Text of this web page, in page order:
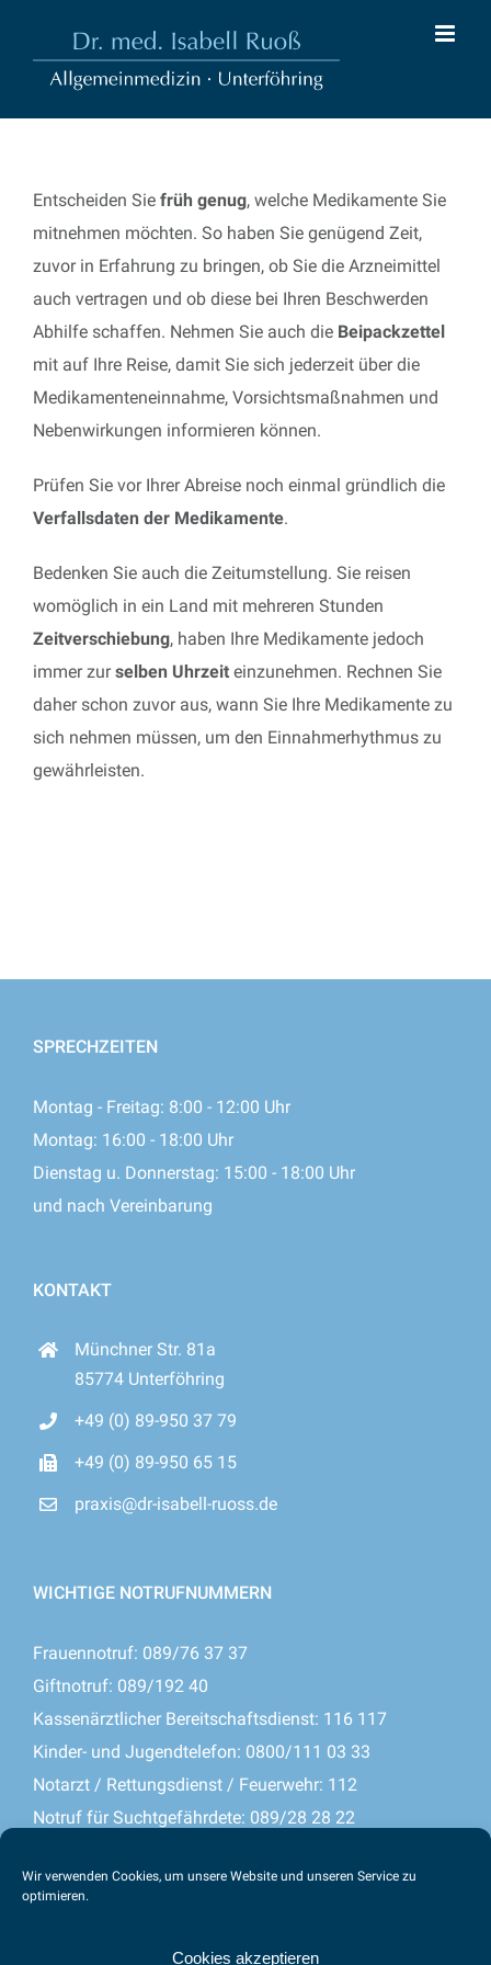
Wir verwenden Cookies, um unsere Website und unseren Service zu
optimieren.
Cookies akzeptieren
springen
Entscheiden Sie früh genug, welche Medikamente Sie
mitnehmen möchten. So haben Sie genügend Zeit,
zuvor in Erfahrung zu bringen, ob Sie die Arzneimittel
auch vertragen und ob diese bei Ihren Beschwerden
Abhilfe schaffen. Nehmen Sie auch die Beipackzettel
mit auf Ihre Reise, damit Sie sich jederzeit über die
Medikamenteneinnahme, Vorsichtsmaßnahmen und
Nebenwirkungen informieren können.
Prüfen Sie vor Ihrer Abreise noch einmal gründlich die
Verfallsdaten der Medikamente.
Bedenken Sie auch die Zeitumstellung. Sie reisen
womöglich in ein Land mit mehreren Stunden
Zeitverschiebung, haben Ihre Medikamente jedoch
immer zurselben Uhrzeit einzunehmen. Rechnen Sie
daher schon zuvor aus, wann Sie Ihre Medikamente zu
sich nehmen müssen, um den Einnahmerhythmus zu
gewährleisten.
SPRECHZEITEN
Montag - Freitag: 8:00 - 12:00 Uhr
Montag: 16:00 - 18:00 Uhr
Dienstag u. Donnerstag: 15:00 - 18:00 Uhr
und nach Vereinbarung
KONTAKT
Münchner Str. 81a
85774 Unterföhring
+49 (0) 89-950 37 79
+49 (0) 89-950 65 15
praxis@dr-isabell-ruoss.de
WICHTIGE NOTRUFNUMMERN
Frauennotruf: 089/76 37 37
Giftnotruf: 089/192 40
Kassenärztlicher Bereitschaftsdienst: 116 117
Kinder- und Jugendtelefon: 0800/111 03 33
Notarzt / Rettungsdienst / Feuerwehr: 112
Notruf für Suchtgefährdete: 089/28 28 22
Zahnärztlicher Notdienst: 089/723 30-93